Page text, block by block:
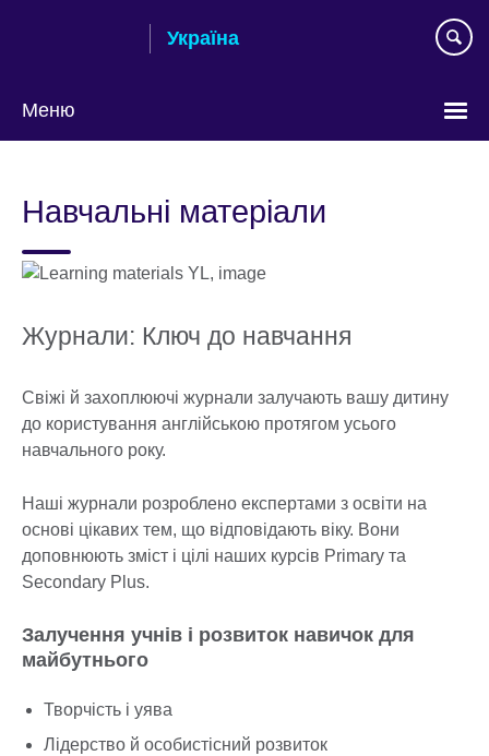
Україна
Меню
language
Навчальні матеріали
Журнали: Ключ до навчання
Свіжі й захоплюючі журнали залучають вашу дитину
до користування англійською протягом усього
навчального року.
Наші журнали розроблено експертами з освіти на
основі цікавих тем, що відповідають віку. Вони
доповнюють зміст і цілі наших курсів Primary та
Secondary Plus.
Залучення учнів і розвиток навичок для
майбутнього
Творчість і уява
Лідерство й особистісний розвиток